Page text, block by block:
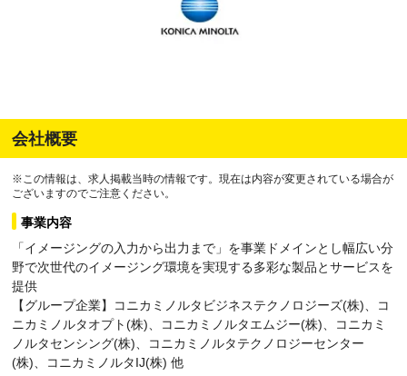
会社概要
※この情報は、求人掲載当時の情報です。現在は内容が変更されている場合が
ございますのでご注意ください。
事業内容
「イメージングの入力から出力まで」を事業ドメインとし幅広い分
野で次世代のイメージング環境を実現する多彩な製品とサービスを
提供
【グループ企業】コニカミノルタビジネステクノロジーズ(株)、コ
ニカミノルタオプト(株)、コニカミノルタエムジー(株)、コニカミ
ノルタセンシング(株)、コニカミノルタテクノロジーセンター
(株)、コニカミノルタIJ(株) 他